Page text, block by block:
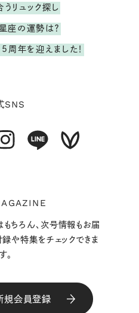
リュック探し
座の運勢は？
年を迎えました！
SNS
ちろん、次号情報もお届
録や特集をチェックできま
す。
規会員登録